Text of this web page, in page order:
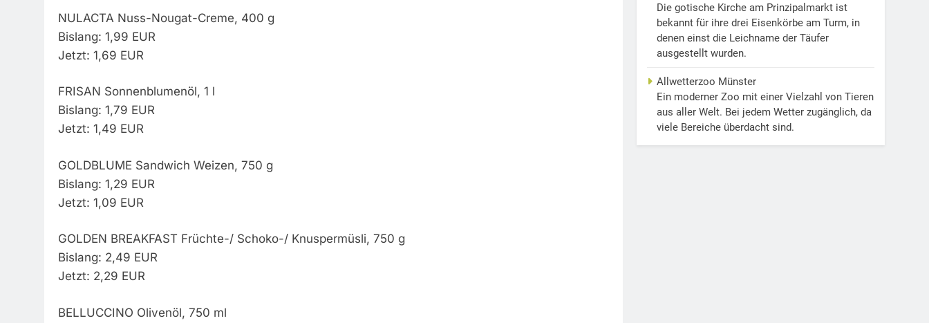
NULACTA Nuss-Nougat-Creme, 400 g
Bislang: 1,99 EUR
Jetzt: 1,69 EUR
FRISAN Sonnenblumenöl, 1 l
Bislang: 1,79 EUR
Jetzt: 1,49 EUR
GOLDBLUME Sandwich Weizen, 750 g
Bislang: 1,29 EUR
Jetzt: 1,09 EUR
GOLDEN BREAKFAST Früchte-/ Schoko-/ Knuspermüsli, 750 g
Bislang: 2,49 EUR
Jetzt: 2,29 EUR
BELLUCCINO Olivenöl, 750 ml
Die gotische Kirche am Prinzipalmarkt ist
bekannt für ihre drei Eisenkörbe am Turm, in
denen einst die Leichname der Täufer
ausgestellt wurden.
Allwetterzoo Münster
Ein moderner Zoo mit einer Vielzahl von Tieren
aus aller Welt. Bei jedem Wetter zugänglich, da
viele Bereiche überdacht sind.